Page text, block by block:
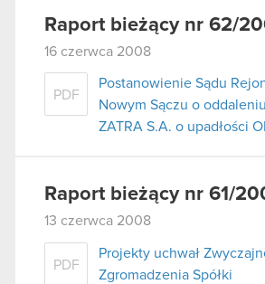
Raport bieżący nr 62/
16 czerwca 2008
PDF
Postanowienie Sądu
Nowym Sączu o
ZATRA S.A. o upadłości
Raport bieżący nr 61/
13 czerwca 2008
PDF
Projekty uchwał
Zgromadzenia Spółki